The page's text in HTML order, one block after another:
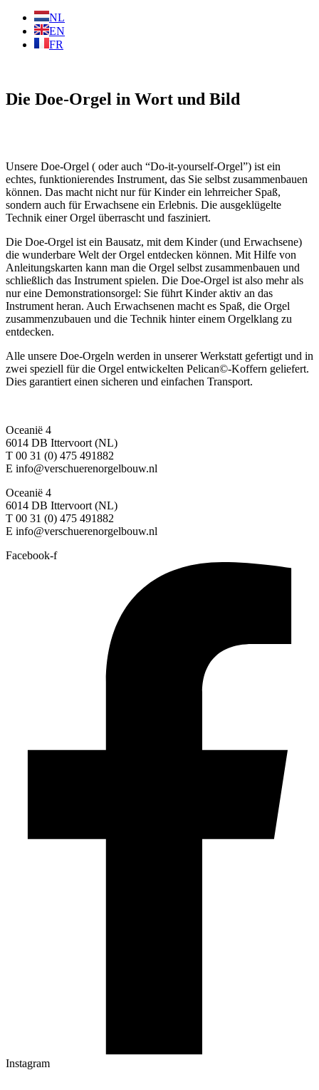
NL
EN
FR
Die Doe-Orgel in Wort und Bild
Unsere Doe-Orgel ( oder auch “Do-it-yourself-Orgel”) ist ein
echtes, funktionierendes Instrument, das Sie selbst zusammenbauen
können. Das macht nicht nur für Kinder ein lehrreicher Spaß,
sondern auch für Erwachsene ein Erlebnis. Die ausgeklügelte
Technik einer Orgel überrascht und fasziniert.
Die Doe-Orgel ist ein Bausatz, mit dem Kinder (und Erwachsene)
die wunderbare Welt der Orgel entdecken können. Mit Hilfe von
Anleitungskarten kann man die Orgel selbst zusammenbauen und
schließlich das Instrument spielen. Die Doe-Orgel ist also mehr als
nur eine Demonstrationsorgel: Sie führt Kinder aktiv an das
Instrument heran. Auch Erwachsenen macht es Spaß, die Orgel
zusammenzubauen und die Technik hinter einem Orgelklang zu
entdecken.
Alle unsere Doe-Orgeln werden in unserer Werkstatt gefertigt und in
zwei speziell für die Orgel entwickelten Pelican©-Koffern geliefert.
Dies garantiert einen sicheren und einfachen Transport.
Oceanië 4
6014 DB Ittervoort (NL)
T 00 31 (0) 475 491882
E info@verschuerenorgelbouw.nl
Oceanië 4
6014 DB Ittervoort (NL)
T 00 31 (0) 475 491882
E info@verschuerenorgelbouw.nl
Facebook-f
Instagram